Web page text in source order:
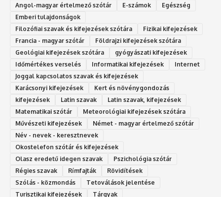
Angol-magyar értelmező szótár E-számok
Egészség
Emberi tulajdonságok
Filozófiai szavak és kifejezések szótára
Fizikai kifejezések
Francia - magyar szótár
Földrajzi kifejezések szótára
Geológiai kifejezések szótára
gyógyászati kifejezések
Időmértékes verselés
Informatikai kifejezések
Internet
Joggal kapcsolatos szavak és kifejezések
Karácsonyi kifejezések
Kert és növénygondozás
kifejezések
Latin szavak
Latin szavak, kifejezések
Matematikai szótár
Meteorológiai kifejezések szótára
Művészeti kifejezések
Német - magyar értelmező szótár
Név - nevek - keresztnevek
Okostelefon szótár és kifejezések
Olasz eredetű idegen szavak
Ps‮gólohciz‬ia s‮átóz‬r
Régies szavak
Rímfajták
Rövidítések
Szólás - közmondás
Tetoválások jelentése
Turisztikai kifejezések
Tárgyak